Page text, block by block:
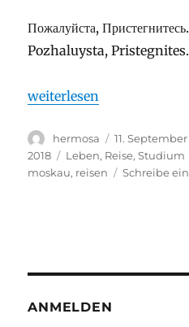
Пожалуйста,Пристегнитесь.
Pozhaluysta, Pristegnites.
„Привет, Москва 2018 –
weiterlesen
Autor
hermosa
Veröffentlicht
am
11. September
2018
Kategorien
Leben, Reise,Studium
moskau, reisen Schreibe
ANMELDEN